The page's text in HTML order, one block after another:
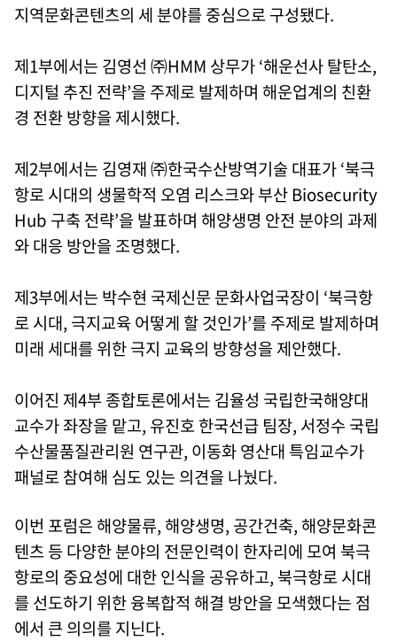
지역문화콘텐츠의 세 분야를 중심으로 구성됐다.
제1부에서는 김영선 ㈜HMM 상무가 ‘해운선사 탈탄소,
디지털 추진 전략’을 주제로 발제하며 해운업계의 친환
경 전환 방향을 제시했다.
제2부에서는 김영재 ㈜한국수산방역기술 대표가 ‘북극
항로 시대의 생물학적 오염 리스크와 부산 Biosecurity
Hub 구축 전략’을 발표하며 해양생명 안전 분야의 과제
와 대응 방안을 조명했다.
제3부에서는 박수현 국제신문 문화사업국장이 ‘북극항
로 시대, 극지교육 어떻게 할 것인가’를 주제로 발제하며
미래 세대를 위한 극지 교육의 방향성을 제안했다.
이어진 제4부 종합토론에서는 김율성 국립한국해양대
교수가 좌장을 맡고, 유진호 한국선급 팀장, 서정수 국립
수산물품질관리원 연구관, 이동화 영산대 특임교수가
패널로 참여해 심도 있는 의견을 나눴다.
이번 포럼은 해양물류, 해양생명, 공간건축, 해양문화콘
텐츠 등 다양한 분야의 전문인력이 한자리에 모여 북극
항로의 중요성에 대한 인식을 공유하고, 북극항로 시대
를 선도하기 위한 융복합적 해결 방안을 모색했다는 점
에서 큰 의의를 지닌다.